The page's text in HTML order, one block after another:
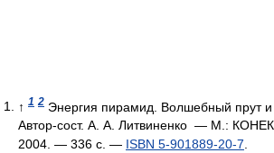
↑ 1 2 Энергия пирамид. Волшебный прут и
Автор-сост. А. А. Литвиненко — М.:
2004. — 336 с. — ISBN 5-901889-20-7.